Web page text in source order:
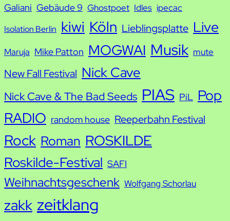
Galiani Gebäude 9 Ghostpoet Idles ipecac
Isolation Berlin kiwi Köln Lieblingsplatte Live
Maruja Mike Patton MOGWAI Musik mute
New Fall Festival Nick Cave
Nick Cave & The Bad Seeds PIAS PiL Pop
RADIO random house Reeperbahn Festival
Rock Roman ROSKILDE
Roskilde-Festival SAFI
Weihnachtsgeschenk Wolfgang Schorlau
zakk zeitklang